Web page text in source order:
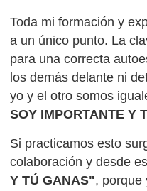
Toda mi formación y
a un único punto. La
para una correcta
los demás delante ni
yo y el otro somos
SOY IMPORTANTE Y
Si practicamos esto
colaboración y desde
Y TÚ GANAS", porque